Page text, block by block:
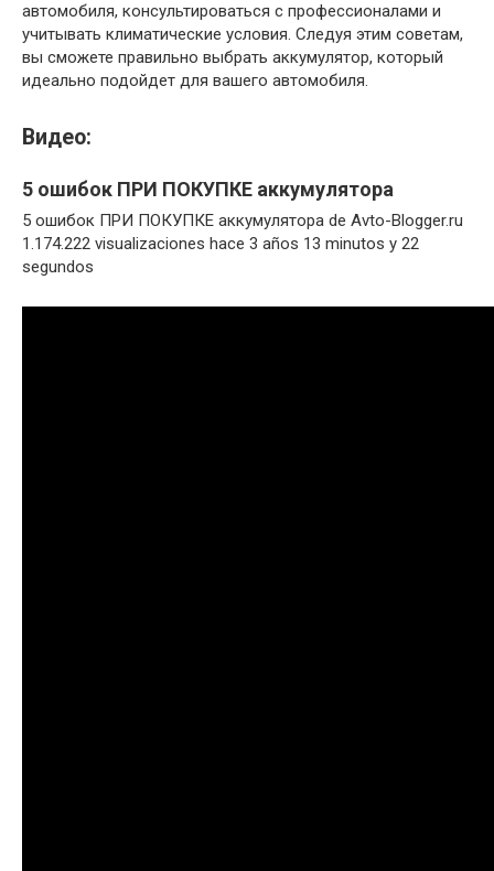
автомобиля, консультироваться с профессионалами и
учитывать климатические условия. Следуя этим советам,
вы сможете правильно выбрать аккумулятор, который
идеально подойдет для вашего автомобиля.
Видео:
5 ошибок ПРИ ПОКУПКЕ аккумулятора
5 ошибок ПРИ ПОКУПКЕ аккумулятора de Avto-Blogger.ru
1.174.222 visualizaciones hace 3 años 13 minutos y 22
segundos